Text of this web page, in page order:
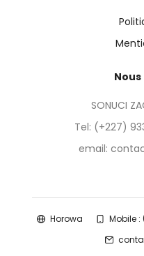
SONUCI
Tel: (+227)
email:
Horowa
Mobile